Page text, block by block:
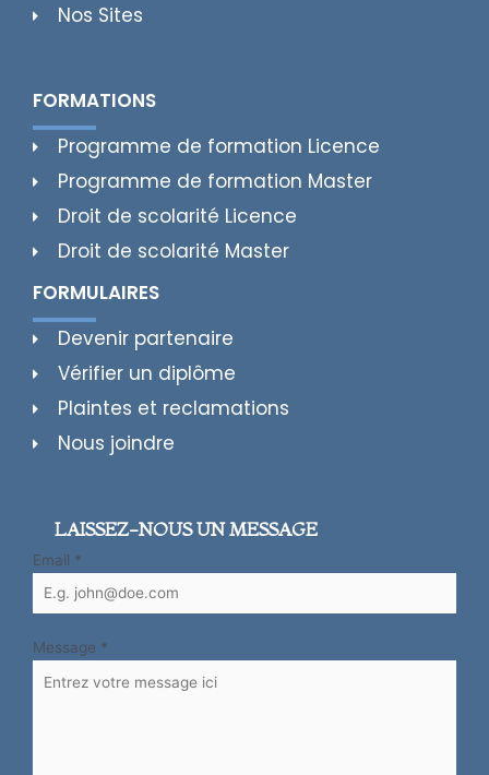
Nos Sites
FORMATIONS
Programme de formation Licence
Programme de formation Master
Droit de scolarité Licence
Droit de scolarité Master
FORMULAIRES
Devenir partenaire
Vérifier un diplôme
Plaintes et reclamations
Nous joindre
LAISSEZ-NOUS UN MESSAGE
Email *
Message *